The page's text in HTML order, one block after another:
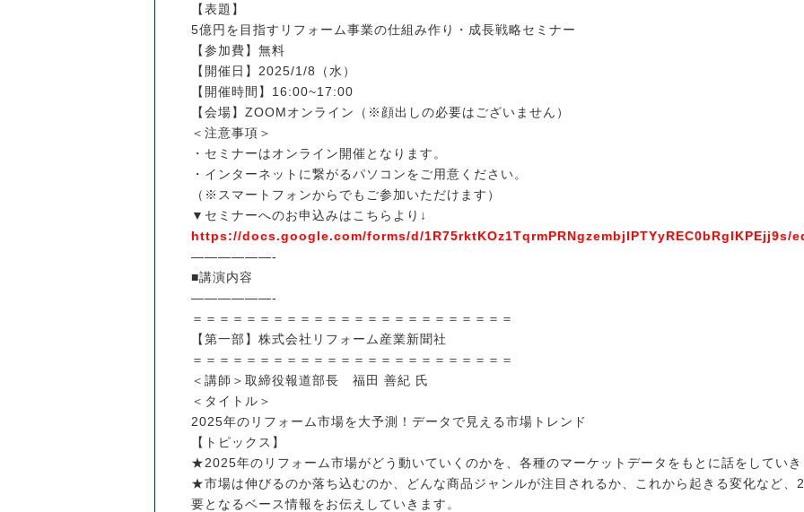
【表題】
5億円を目指すリフォーム事業の仕組み作り・成長戦略セミナー
【参加費】無料
【開催日】2025/1/8（水）
【開催時間】16:00~17:00
【会場】ZOOMオンライン（※顔出しの必要はございません）
＜注意事項＞
・セミナーはオンライン開催となります。
・インターネットに繋がるパソコンをご用意ください。
（※スマートフォンからでもご参加いただけます）
▼セミナーへのお申込みはこちらより↓
https://docs.google.com/forms/d/1R75rktKOz1TqrmPRNgzembjIPTYyREC0bRgIKPEjj9s/
——————-
■講演内容
——————-
＝＝＝＝＝＝＝＝＝＝＝＝＝＝＝＝＝＝＝＝＝＝＝＝
【第一部】株式会社リフォーム産業新聞社
＝＝＝＝＝＝＝＝＝＝＝＝＝＝＝＝＝＝＝＝＝＝＝＝
＜講師＞取締役報道部長 福田 善紀 氏
＜タイトル＞
2025年のリフォーム市場を大予測！データで見える市場トレンド
【トピックス】
★2025年のリフォーム市場がどう動いていくのかを、各種のマーケットデータをもとに話をしていき
★市場は伸びるのか落ち込むのか、どんな商品ジャンルが注目されるか、これから起きる変化など、
要となるベース情報をお伝えしていきます。